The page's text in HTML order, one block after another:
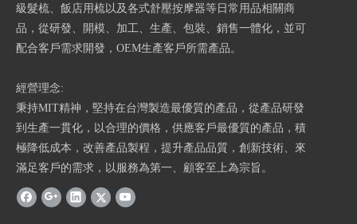
級髮梳、飯店用梳以及各式舒壓按摩器等日常用品相關商
品，從研發、開模、加工、生產、包裝、銷售一體化，並可
配合客戶需求開發，OEM生產客戶所需產品。
經營理念:
秉持MIT精神，堅持在台灣製造最優質的產品，從產品研發
到生產一貫化，以合理的價格，供應客戶最優質的產品，積
極降低成本，改善產品製程，提升產品品質，創新技術、來
滿足客戶的需求，以服務為第一、顧客至上為宗旨。